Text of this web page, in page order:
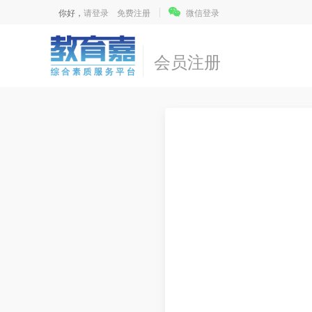
你好， 请登录 免费注册 微信登录
会员注册